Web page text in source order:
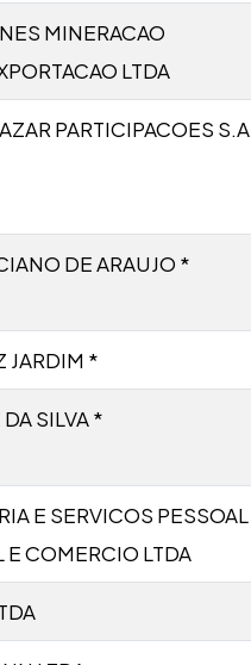
MINERACAO
LTDA
PARTICIPACOES S.A
DE ARAUJO *
JARDIM *
SILVA *
E SERVICOS PESSOAL
E COMERCIO LTDA